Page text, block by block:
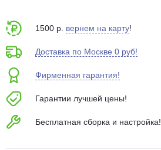
1500 р. вернем на карту!
Доставка по Москве 0 руб!
Фирменная гарантия!
Гарантии лучшей цены!
Бесплатная сборка и настройка!
Подробнее